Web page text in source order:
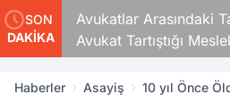
SON
DAKİKA
Avukatlar Arasındaki
Avukat Tartıştığı
Vurdu
Haberler Asayiş
10 yıl Önce